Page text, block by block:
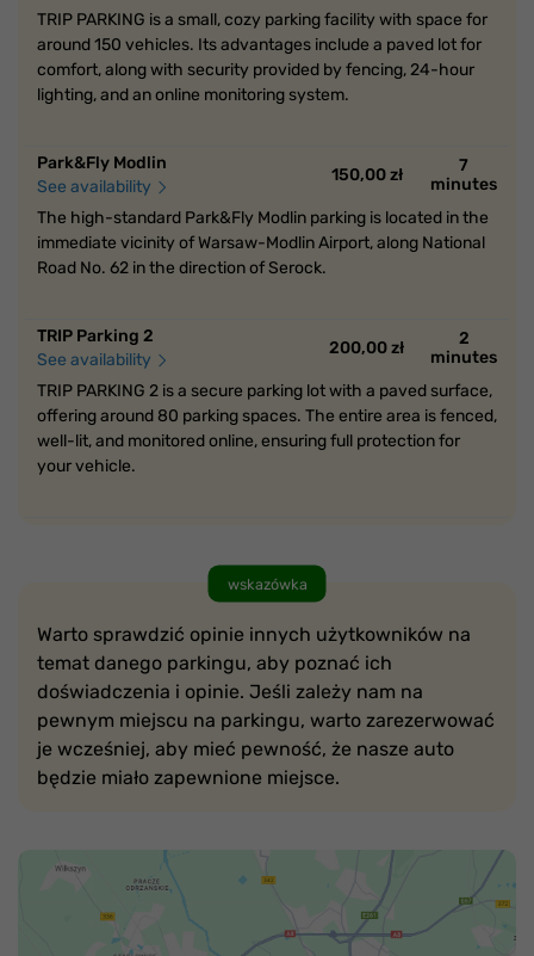
TRIP PARKING is a small, cozy parking facility with space for
around 150 vehicles. Its advantages include a paved lot for
comfort, along with security provided by fencing, 24-hour
lighting, and an online monitoring system.
Park&Fly Modlin
See availability
150,00 zł
7
minutes
The high-standard Park&Fly Modlin parking is located in the
immediate vicinity of Warsaw-Modlin Airport, along National
Road No. 62 in the direction of Serock.
TRIP Parking 2
See availability
200,00 zł
2
minutes
TRIP PARKING 2 is a secure parking lot with a paved surface,
offering around 80 parking spaces. The entire area is fenced,
well-lit, and monitored online, ensuring full protection for
your vehicle.
wskazówka
Warto sprawdzić opinie innych użytkowników na
temat danego parkingu, aby poznać ich
doświadczenia i opinie. Jeśli zależy nam na
pewnym miejscu na parkingu, warto zarezerwować
je wcześniej, aby mieć pewność, że nasze auto
będzie miało zapewnione miejsce.